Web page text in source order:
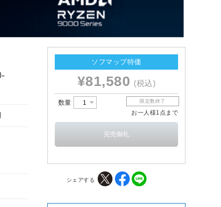
ソフマップ特価
¥81,580 (税込)
数量 限定数終了
お一人様1点まで
シェアする